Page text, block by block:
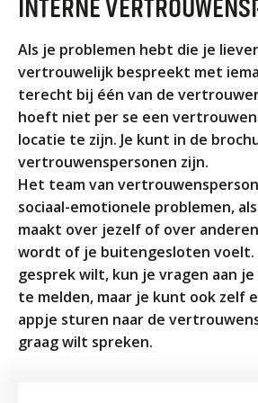
ORGANISATIE
Locaties
Missie en visie
Organisatie
Klachten en integriteit
GROEP 8
Kennismaking / Open dagen
Schoolgids
Begeleiding
Profielen vmbo
Onderwijs op vmbo-tl, havo, vwo
Projectklassen vmbo-tl, havo, vwo
Als je problemen hebt die je
vertrouwelijk bespreekt met
terecht bij één van de
hoeft niet per se een
locatie te zijn. Je kunt in de
vertrouwenspersonen zijn.
Het team van
sociaal-emotionele problemen,
maakt over jezelf of over
wordt of je buitengesloten voelt.
gesprek wilt, kun je vragen aan
te melden, maar je kunt ook zelf
appje sturen naar de
graag wilt spreken.